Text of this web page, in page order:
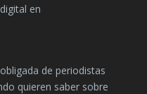
en
de periodistas
quieren saber sobre